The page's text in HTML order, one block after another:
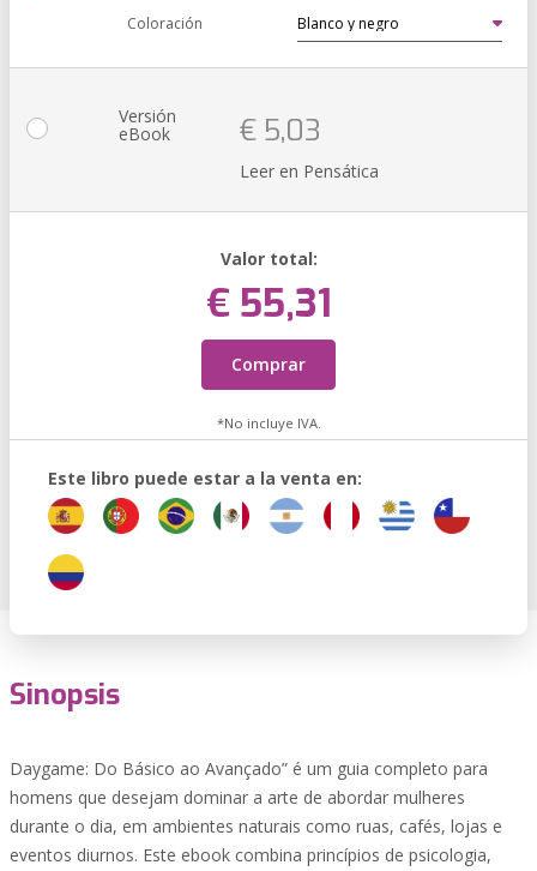
Coloración
Versión
eBook € 5,03
Leer en Pensática
Valor total:
€ 55,31
Comprar
*No incluye IVA.
Este libro puede estar a la venta en:
Sinopsis
Daygame: Do Básico ao Avançado” é um guia completo para
homens que desejam dominar a arte de abordar mulheres
durante o dia, em ambientes naturais como ruas, cafés, lojas e
eventos diurnos. Este ebook combina princípios de psicologia,